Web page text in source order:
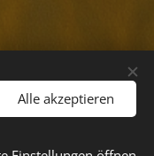
Alle akzeptieren